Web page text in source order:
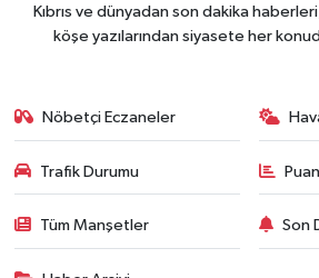
Kıbrıs ve dünyadan son dakika
köşe yazılarından siyasete her
Nöbetçi Eczaneler
Trafik Durumu
Tüm Manşetler Son